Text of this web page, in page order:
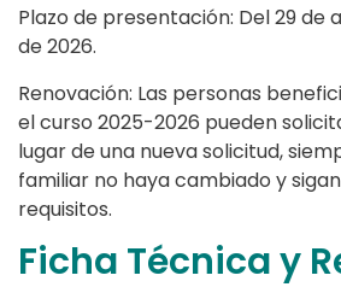
Plazo de presentación: Del 29 de
de 2026.
Renovación: Las personas
el curso 2025-2026 pueden
lugar de una nueva solicitud,
familiar no haya cambiado y
requisitos.
Ficha Técnica y